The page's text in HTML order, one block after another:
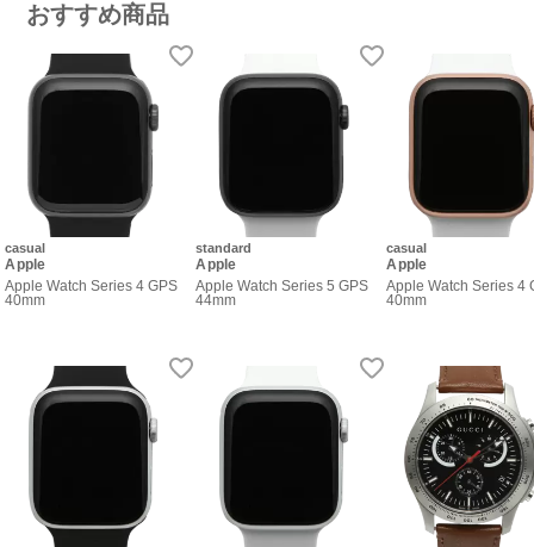
おすすめ商品
casual
Apple
Apple Watch Series 4 GPS
40mm
standard
Apple
Apple Watch Series 5 GPS
44mm
casual
Apple
Apple Watch Series 4
40mm